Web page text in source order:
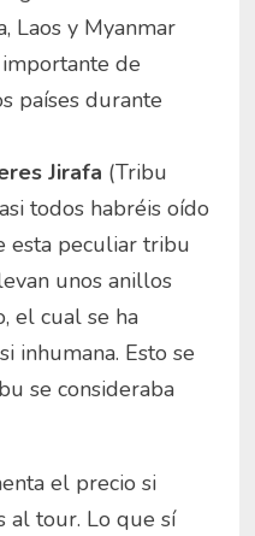
Laos y Myanmar
de
países durante
Jirafa (Tribu
todos habréis oído
esta peculiar tribu
unos anillos
el cual se ha
inhumana. Esto se
se consideraba
el precio si
al tour. Lo que sí